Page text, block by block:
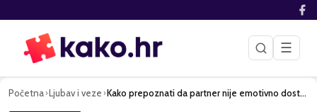
☰
Početna›Ljubav i veze › Kako prepoznati da partner nije emotivno dostupan: 7 ključni…